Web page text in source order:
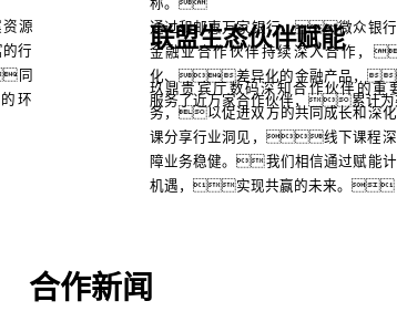
通过和邮惠万家银行、微众
金融业合作伙伴持续深入合作，
化、差异化的金融产品，
服务了近万家合作伙伴，累计
源
行
同
环
联盟生态伙伴赋能
玖鼎贵宾厅数码深知合作伙伴的
务，以促进双方的共同成长和深
课分享行业洞见，线下课程
障业务稳健。我们相信通过赋能
机遇，实现共赢的未来。
合作新闻